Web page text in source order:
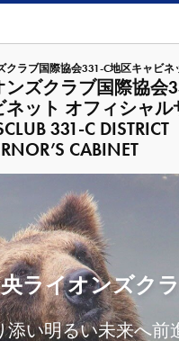
クラブ国際協会331-C地区キャビネ
ンズクラブ国際協会
ネット オフィシャル
331-C DISTRICT
CABINET
ライオンズク
添い明るい未来へ